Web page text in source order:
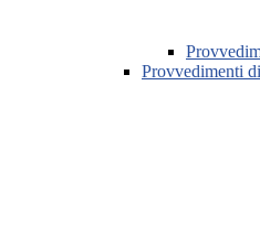
Provvedimenti